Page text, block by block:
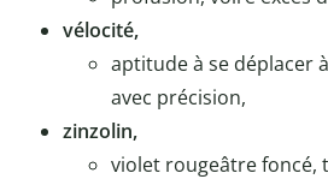
vélocité,
aptitude à se déplacer
avec précision,
zinzolin,
violet rougeâtre foncé,